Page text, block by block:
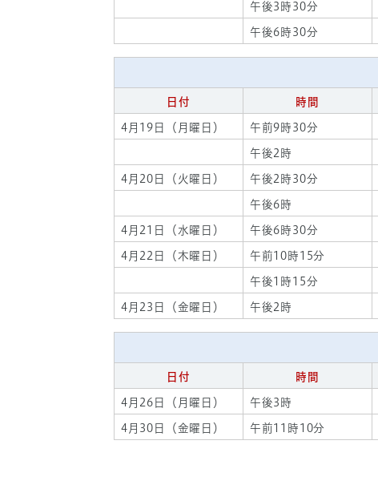
午後3時30分
午後6時30分
日付 時間
4月19日（月曜日） 午前9時30分
午後2時
4月20日（火曜日） 午後2時30分
午後6時
4月21日（水曜日） 午後6時30分
4月22日（木曜日） 午前10時15分
午後1時15分
4月23日（金曜日） 午後2時
日付 時間
4月26日（月曜日） 午後3時
4月30日（金曜日） 午前11時10分